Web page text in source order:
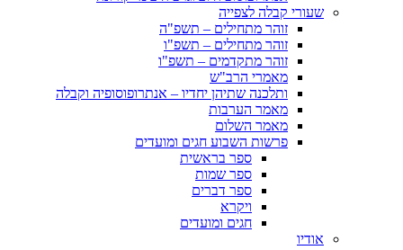
שעורי קבלה לצפייה
זוהר מתחילים – תשפ"ה
זוהר מתחילים – תשפ"ו
זוהר מתקדמים – תשפ"ו
מאמרי הרב"ש
ותלכנה שתיהן יחדיו – אנתרופוסופיה וקבלה
מאמר הערבות
מאמר השלום
פרשות השבוע חגים ומועדים
ספר בראשית
ספר שמות
ספר דברים
ויקרא
חגים ומועדים
אודיו